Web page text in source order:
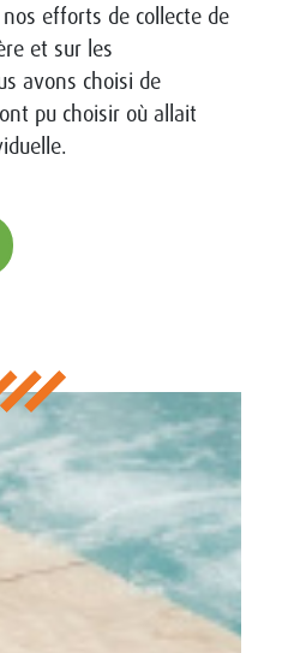
efforts de collecte de
et sur les
avons choisi de
pu choisir où allait